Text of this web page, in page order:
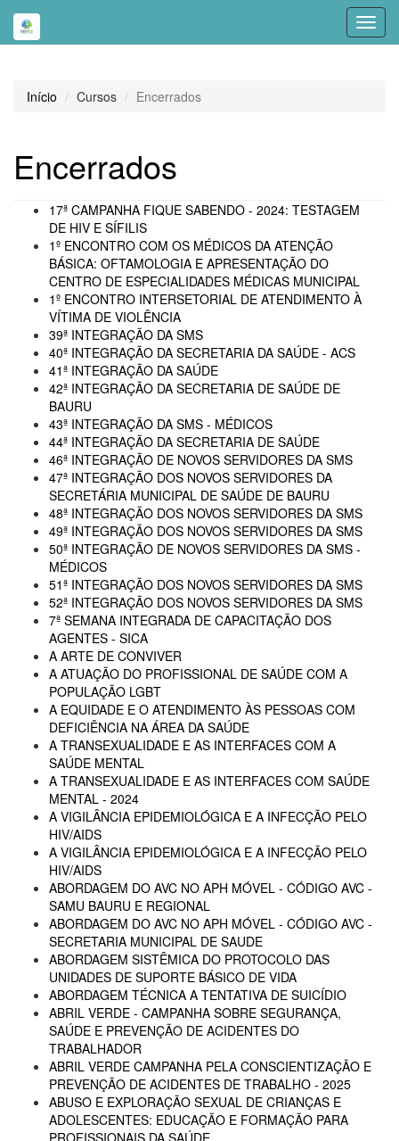
Início Cursos Encerrados
Encerrados
17ª CAMPANHA FIQUE SABENDO - 2024: TESTAGEM
DE HIV E SÍFILIS
1º ENCONTRO COM OS MÉDICOS DA ATENÇÃO
BÁSICA: OFTAMOLOGIA E APRESENTAÇÃO DO
CENTRO DE ESPECIALIDADES MÉDICAS MUNICIPAL
1º ENCONTRO INTERSETORIAL DE ATENDIMENTO À
VÍTIMA DE VIOLÊNCIA
39ª INTEGRAÇÃO DA SMS
40ª INTEGRAÇÃO DA SECRETARIA DA SAÚDE - ACS
41ª INTEGRAÇÃO DA SAÚDE
42ª INTEGRAÇÃO DA SECRETARIA DE SAÚDE DE
BAURU
43ª INTEGRAÇÃO DA SMS - MÉDICOS
44ª INTEGRAÇÃO DA SECRETARIA DE SAÚDE
46ª INTEGRAÇÃO DE NOVOS SERVIDORES DA SMS
47ª INTEGRAÇÃO DOS NOVOS SERVIDORES DA
SECRETÁRIA MUNICIPAL DE SAÚDE DE BAURU
48ª INTEGRAÇÃO DOS NOVOS SERVIDORES DA SMS
49ª INTEGRAÇÃO DOS NOVOS SERVIDORES DA SMS
50ª INTEGRAÇÃO DE NOVOS SERVIDORES DA SMS -
MÉDICOS
51ª INTEGRAÇÃO DOS NOVOS SERVIDORES DA SMS
52ª INTEGRAÇÃO DOS NOVOS SERVIDORES DA SMS
7ª SEMANA INTEGRADA DE CAPACITAÇÃO DOS
AGENTES - SICA
A ARTE DE CONVIVER
A ATUAÇÃO DO PROFISSIONAL DE SAÚDE COM A
POPULAÇÃO LGBT
A EQUIDADE E O ATENDIMENTO ÀS PESSOAS COM
DEFICIÊNCIA NA ÁREA DA SAÚDE
A TRANSEXUALIDADE E AS INTERFACES COM A
SAÚDE MENTAL
A TRANSEXUALIDADE E AS INTERFACES COM SAÚDE
MENTAL - 2024
A VIGILÂNCIA EPIDEMIOLÓGICA E A INFECÇÃO PELO
HIV/AIDS
A VIGILÂNCIA EPIDEMIOLÓGICA E A INFECÇÃO PELO
HIV/AIDS
ABORDAGEM DO AVC NO APH MÓVEL - CÓDIGO AVC -
SAMU BAURU E REGIONAL
ABORDAGEM DO AVC NO APH MÓVEL - CÓDIGO AVC -
SECRETARIA MUNICIPAL DE SAUDE
ABORDAGEM SISTÊMICA DO PROTOCOLO DAS
UNIDADES DE SUPORTE BÁSICO DE VIDA
ABORDAGEM TÉCNICA A TENTATIVA DE SUICÍDIO
ABRIL VERDE - CAMPANHA SOBRE SEGURANÇA,
SAÚDE E PREVENÇÃO DE ACIDENTES DO
TRABALHADOR
ABRIL VERDE CAMPANHA PELA CONSCIENTIZAÇÃO E
PREVENÇÃO DE ACIDENTES DE TRABALHO - 2025
ABUSO E EXPLORAÇÃO SEXUAL DE CRIANÇAS E
ADOLESCENTES: EDUCAÇÃO E FORMAÇÃO PARA
PROFISSIONAIS DA SAÚDE